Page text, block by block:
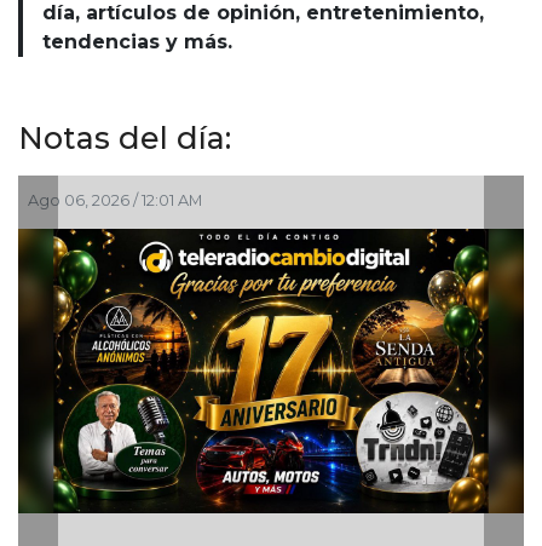
día, artículos de opinión, entretenimiento,
tendencias y más.
Notas del día:
Ago 05, 2026 / 8:18 PM